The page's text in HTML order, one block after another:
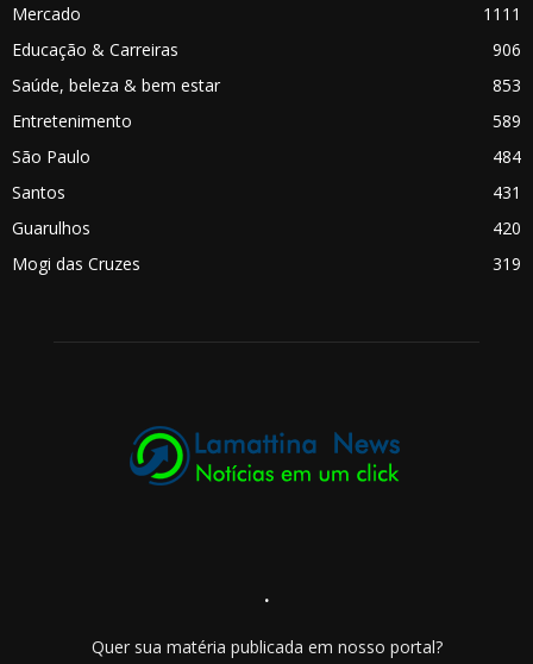
Mercado
1111
Educação & Carreiras
906
Saúde, beleza & bem estar
853
Entretenimento
589
São Paulo
484
Santos
431
Guarulhos
420
Mogi das Cruzes
319
.
Quer sua matéria publicada em nosso portal?